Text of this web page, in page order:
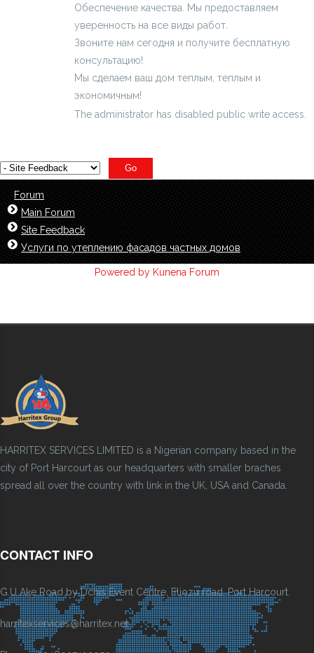
Обеспечение качества. Мы предоставляем
уверенность на все виды работ.
Звоните нам сегодня и получите бесплатную
консультацию!
Мы сделаем ваш дом теплым, теплым и
экономичным!
The administrator has disabled public write access.
Forum
Main Forum
Site Feedback
Услуги по утеплению фасадов частных домов
Powered by Kunena Forum
HARRITEX SERVICES LIMITED is a Nigerian company based in the
city of Port Harcourt as our headquarters with smaller braches
spread all over the country with link in the UK, USA and Canada.
CONTACT INFO
G.U Ake Road by Dchis Event Centre, Eliozu road, Port Harcourt.
harritexservices@harritex.net